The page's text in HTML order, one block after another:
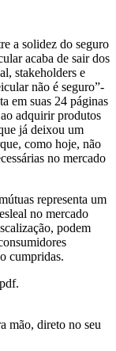
a solidez do seguro
acaba de sair dos
stakeholders e
não é seguro”-
em suas 24 páginas
adquirir produtos
já deixou um
como hoje, não
no mercado
representa um
no mercado
podem
cumpridas.
mão, direto no seu